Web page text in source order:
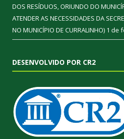
DOS RESÍDUOS, ORIUNDO DO
ATENDER AS NECESSIDADES DA
NO MUNICÍPIO DE CURRALINHO) 1 de
DESENVOLVIDO POR CR2